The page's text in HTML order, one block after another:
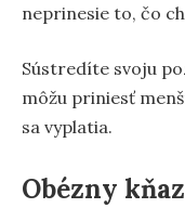
neprinesie to, čo
Sústredíte svoju
môžu priniesť
sa vyplatia.
Obézny